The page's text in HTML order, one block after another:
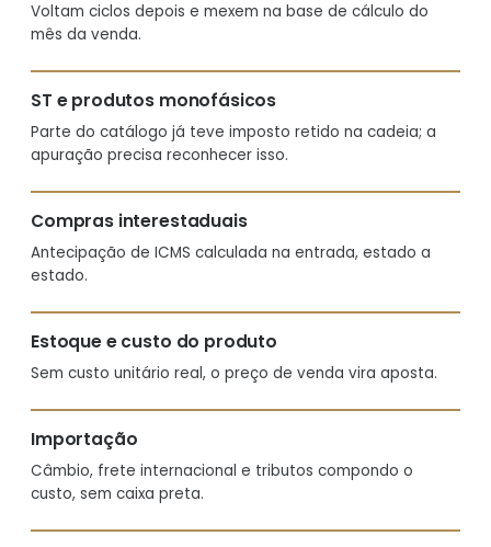
Voltam ciclos depois e mexem na base de cálculo do
mês da venda.
ST e produtos monofásicos
Parte do catálogo já teve imposto retido na cadeia; a
apuração precisa reconhecer isso.
Compras interestaduais
Antecipação de ICMS calculada na entrada, estado a
estado.
Estoque e custo do produto
Sem custo unitário real, o preço de venda vira aposta.
Importação
Câmbio, frete internacional e tributos compondo o
custo, sem caixa preta.